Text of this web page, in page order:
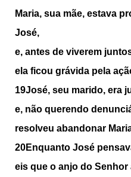
Maria, sua mãe, estava
José,
e, antes de viverem
ela ficou grávida pela
19José, seu marido, era
e, não querendo
resolveu abandonar
20Enquanto José
eis que o anjo do